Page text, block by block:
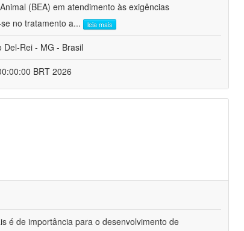
(BEA) em atendimento às exigências
no tratamento a... leia mais
Rei - MG - Brasil
BRT 2026
é de importância para o desenvolvimento de